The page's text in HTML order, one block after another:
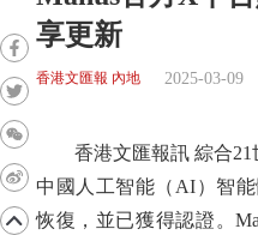
享更新
香港文匯報 內地 2025-03-09
香港文匯報訊 綜合21
中國人工智能（AI）智
恢復，並已獲得認證。